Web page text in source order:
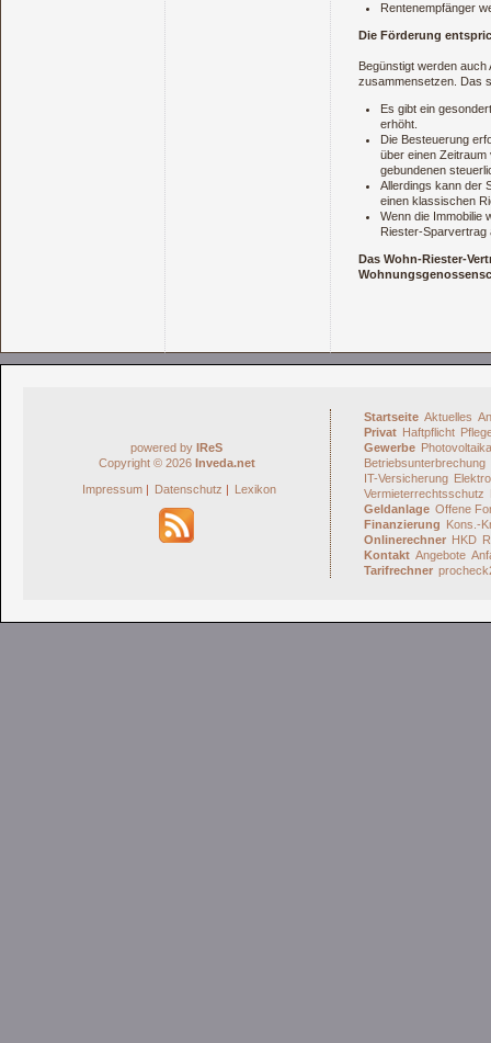
Rentenempfänger
Die Förderung
Begünstigt werden
zusammensetzen. Das
Es gibt ein
erhöht.
Die Besteuerung
über einen Zeitraum
gebundenen
Allerdings kann der
einen klassischen
Wenn die Immobilie
Riester-Sparvertrag
Das Wohn-Riester-
powered by IReS
Copyright © 2026 Inveda.net
Impressum | Datenschutz | Lexikon
Startseite Aktuelles
Privat Haftpflicht
Gewerbe
Betriebsunterbrechung
IT-Versicherung
Vermieterrechtsschutz
Geldanlage Offene
Finanzierung Kons.-
Onlinerechner HKD
Kontakt Angebote
Tarifrechner